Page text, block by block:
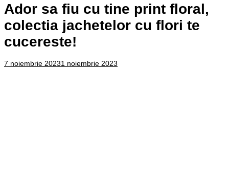
Ador sa fiu cu tine print floral,
colectia jachetelor cu flori te
cucereste!
7 noiembrie 20231 noiembrie 2023